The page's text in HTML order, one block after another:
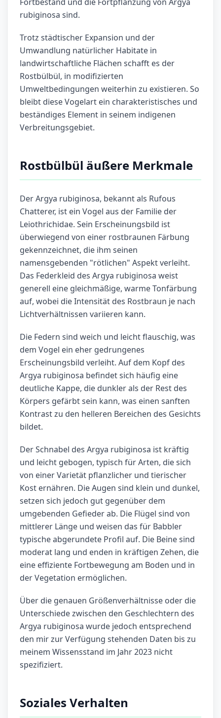
rubiginosa sind.
Trotz städtischer Expansion und der
Umwandlung natürlicher Habitate in
landwirtschaftliche Flächen schafft es der
Rostbülbül, in modifizierten
Umweltbedingungen weiterhin zu existieren. So
bleibt diese Vogelart ein charakteristisches und
beständiges Element in seinem indigenen
Verbreitungsgebiet.
Rostbülbül äußere Merkmale
Der Argya rubiginosa, bekannt als Rufous
Chatterer, ist ein Vogel aus der Familie der
Leiothrichidae. Sein Erscheinungsbild ist
überwiegend von einer rostbraunen Färbung
gekennzeichnet, die ihm seinen
namensgebenden "rötlichen" Aspekt verleiht.
Das Federkleid des Argya rubiginosa weist
generell eine gleichmäßige, warme Tonfärbung
auf, wobei die Intensität des Rostbraun je nach
Lichtverhältnissen variieren kann.
Die Federn sind weich und leicht flauschig, was
dem Vogel ein eher gedrungenes
Erscheinungsbild verleiht. Auf dem Kopf des
Argya rubiginosa befindet sich häufig eine
deutliche Kappe, die dunkler als der Rest des
Körpers gefärbt sein kann, was einen sanften
Kontrast zu den helleren Bereichen des Gesichts
bildet.
Der Schnabel des Argya rubiginosa ist kräftig
und leicht gebogen, typisch für Arten, die sich
von einer Varietät pflanzlicher und tierischer
Kost ernähren. Die Augen sind klein und dunkel,
setzen sich jedoch gut gegenüber dem
umgebenden Gefieder ab. Die Flügel sind von
mittlerer Länge und weisen das für Babbler
typische abgerundete Profil auf. Die Beine sind
moderat lang und enden in kräftigen Zehen, die
eine effiziente Fortbewegung am Boden und in
der Vegetation ermöglichen.
Über die genauen Größenverhältnisse oder die
Unterschiede zwischen den Geschlechtern des
Argya rubiginosa wurde jedoch entsprechend
den mir zur Verfügung stehenden Daten bis zu
meinem Wissensstand im Jahr 2023 nicht
spezifiziert.
Soziales Verhalten